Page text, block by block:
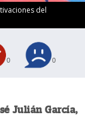
del
0 0
Julián García,